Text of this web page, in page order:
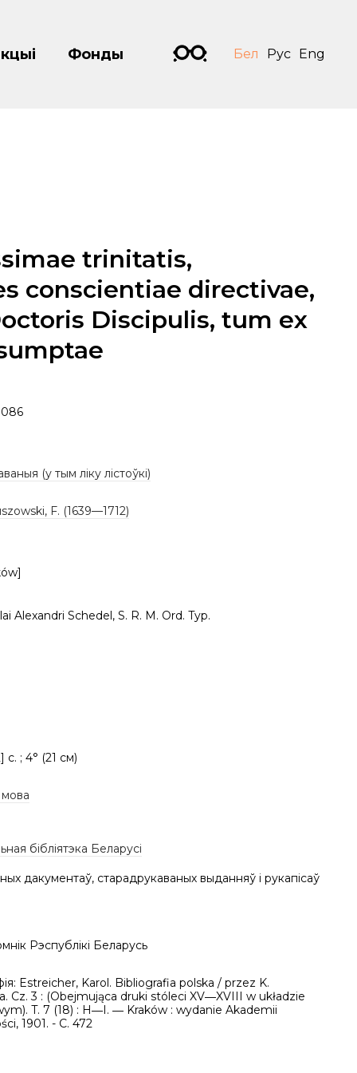
Фонды Бел Рус Eng
trinitatis,
conscientiae directivae,
Discipulis, tum ex
(у тым ліку лістоўкі)
F. (1639—1712)
Alexandri Schedel, S. R. M. Ord. Typ.
c. ; 4° (21 см)
мова
бібліятэка Беларусі
дакументаў, старадрукаваных выданняў і рукапісаў
Рэспублікі Беларусь
Estreicher, Karol. Bibliografia polska / przez K.
Cz. 3 : (Obejmująca druki stóleci XV―XVIII w układzie
T. 7 (18) : H―I. ― Kraków : wydanie Akademii
1901. - C. 472